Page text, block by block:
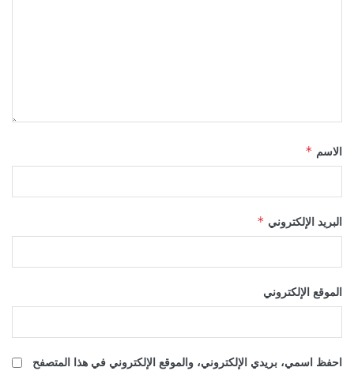
الاسم *
البريد الإلكتروني *
الموقع الإلكتروني
احفظ اسمي، بريدي الإلكتروني، والموقع الإلكتروني في هذا المتصفح